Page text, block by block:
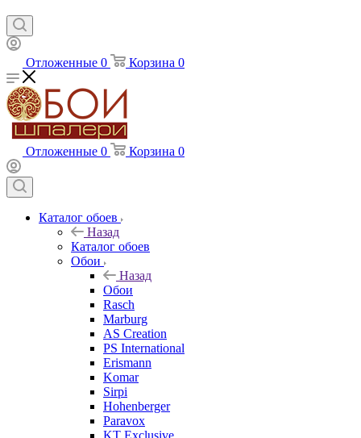
Отложенные 0 Корзина 0
Отложенные 0 Корзина 0
Каталог обоев
Назад
Каталог обоев
Обои
Назад
Обои
Rasch
Marburg
AS Creation
PS International
Erismann
Komar
Sirpi
Hohenberger
Paravox
KT Exclusive